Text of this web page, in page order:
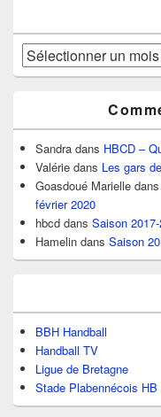
Archives
Sandra dans HBCD –
Valérie dans Les gars
Goasdoué Marielle dans
février 2020
hbcd dans Saison
Hamelin dans Saison
BBH Handball
Handball TV
Ligue de Bretagne
Stade Plabennécois HB